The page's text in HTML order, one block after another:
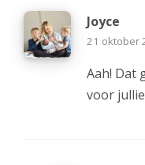
Joyce
21 oktober
Aah! Dat
voor